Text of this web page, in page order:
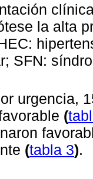
la alta
SFN:
urgencia,
(
(tabla 3).